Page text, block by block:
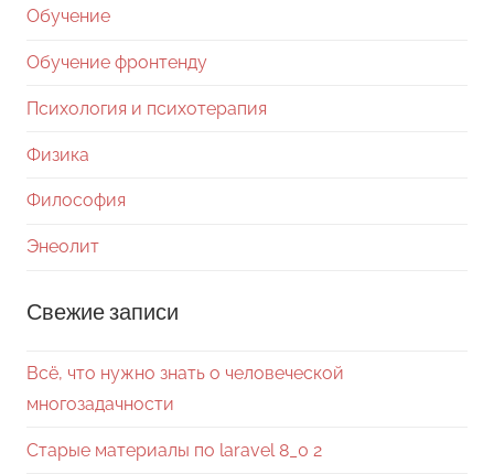
Обучение
Обучение фронтенду
Психология и психотерапия
Физика
Философия
Энеолит
Свежие записи
Всё, что нужно знать о человеческой
многозадачности
Старые материалы по laravel 8_0 2